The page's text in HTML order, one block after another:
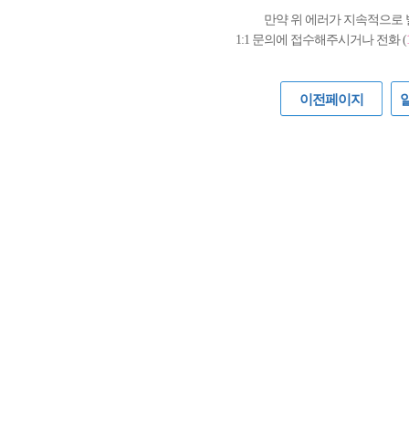
만약 위 에러가 지속적으로
1:1 문의에 접수해주시거나 전화 (
이전페이지